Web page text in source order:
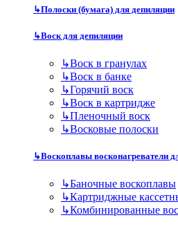
↳Полоски (бумага) для депиляции
↳Воск для депиляции
↳Воск в гранулах
↳Воск в банке
↳Горячий воск
↳Воск в картридже
↳Пленочный воск
↳Восковые полоски
↳Воскоплавы восконагреватели
↳Баночные воскоплавы
↳Картриджные
↳Комбинированные